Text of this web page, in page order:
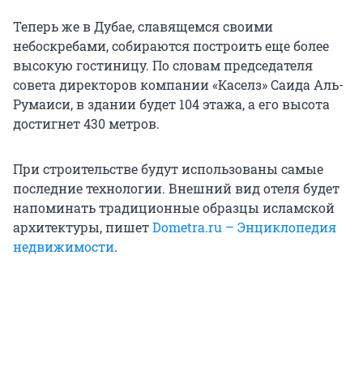
Теперь же в Дубае, славящемся своими
небоскребами, собираются построить еще более
высокую гостиницу. По словам председателя
совета директоров компании «Каселз» Саида Аль-
Румаиси, в здании будет 104 этажа, а его высота
достигнет 430 метров.
При строительстве будут использованы самые
последние технологии. Внешний вид отеля будет
напоминать традиционные образцы исламской
архитектуры, пишетDometra.ru – Энциклопедия
недвижимости.